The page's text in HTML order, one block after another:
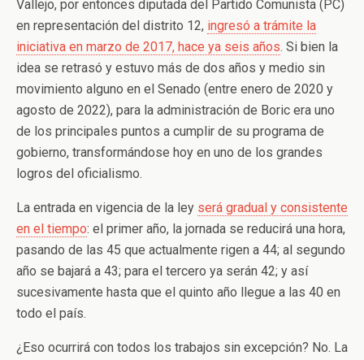
Vallejo, por entonces diputada del Partido Comunista (PC)
en representación del distrito 12, ingresó a trámite la
iniciativa en marzo de 2017, hace ya seis años. Si bien la
idea se retrasó y estuvo más de dos años y medio sin
movimiento alguno en el Senado (entre enero de 2020 y
agosto de 2022), para la administración de Boric era uno
de los principales puntos a cumplir de su programa de
gobierno, transformándose hoy en uno de los grandes
logros del oficialismo.
La entrada en vigencia de la ley será gradual y consistente
en el tiempo: el primer año, la jornada se reducirá una hora,
pasando de las 45 que actualmente rigen a 44; al segundo
año se bajará a 43; para el tercero ya serán 42; y así
sucesivamente hasta que el quinto año llegue a las 40 en
todo el país.
¿Eso ocurrirá con todos los trabajos sin excepción? No. La